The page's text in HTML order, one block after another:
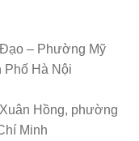
– Phường Mỹ
Phố Hà Nội
Hồng, phường
Minh